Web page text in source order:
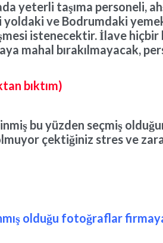
yeterli taşıma personeli,
yoldaki ve Bodrumdaki
istenecektir. İlave hiçbir
mahal bırakılmayacak,
bıktım)
bu yüzden seçmiş
çektiğiniz stres ve
olduğu fotoğraflar